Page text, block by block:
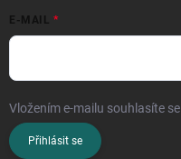
E-MAIL
Vložením e-mailu souhlasíte se
Přihlásit se